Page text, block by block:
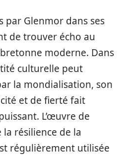
par Glenmor dans ses
de trouver écho au
moderne. Dans
culturelle peut
la mondialisation, son
et de fierté fait
L’œuvre de
résilience de la
régulièrement utilisée